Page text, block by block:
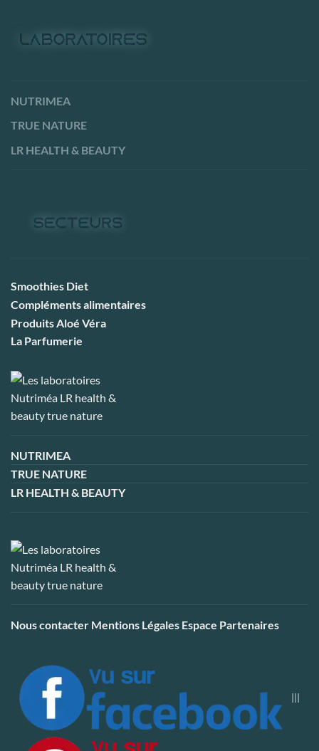
NUTRIMEA
TRUE NATURE
LR HEALTH & BEAUTY
Smoothies Diet
Compléments alimentaires
Produits Aloé Véra
La Parfumerie
NUTRIMEA
TRUE NATURE
LR HEALTH & BEAUTY
Nous contacter Mentions Légales Espace Partenaires
|||